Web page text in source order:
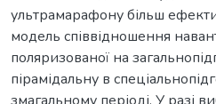
ультрамарафону більш
модель співвідношення
поляризованої на
пірамідальну в